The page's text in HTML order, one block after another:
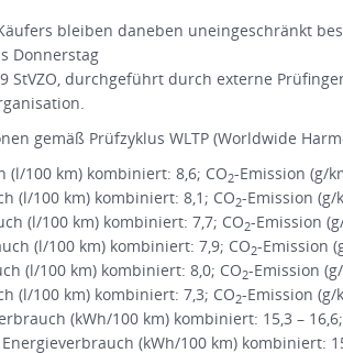
bleiben daneben uneingeschränkt
Donnerstag
StVZO, durchgeführt durch externe
gemäß Prüfzyklus WLTP (Worldwide
(l/100 km) kombiniert: 8,6; CO2-Emission (g/
(l/100 km) kombiniert: 8,1; CO2-Emission (g/
(l/100 km) kombiniert: 7,7; CO2-Emission
(l/100 km) kombiniert: 7,9; CO2-Emission
(l/100 km) kombiniert: 8,0; CO2-Emission
(l/100 km) kombiniert: 7,3; CO2-Emission (g/
(kWh/100 km) kombiniert: 15,3 –
Energieverbrauch (kWh/100 km) kombiniert: